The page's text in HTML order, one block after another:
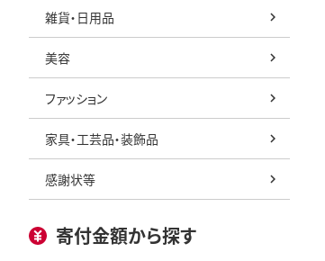
雑貨・日用品
美容
ファッション
家具・工芸品・装飾品
感謝状等
寄付金額から探す